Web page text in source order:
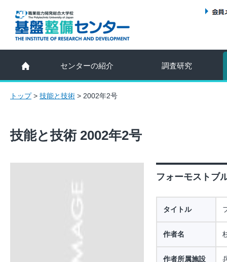
センターの紹介 調査研究
トップ> 技能と技術 > 2002年2号
技能と技術 2002年2号
フォーモストブ
タイトル
作者名
作者所属施設